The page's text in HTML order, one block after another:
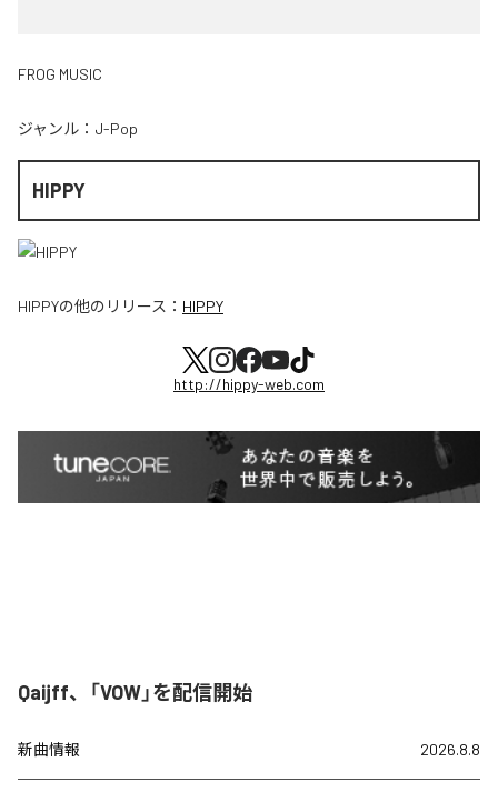
FROG MUSIC
ジャンル： J-Pop
HIPPY
HIPPYの他のリリース： HIPPY
http://hippy-web.com
Qaijff、「VOW」を配信開始
新曲情報 2026.8.8